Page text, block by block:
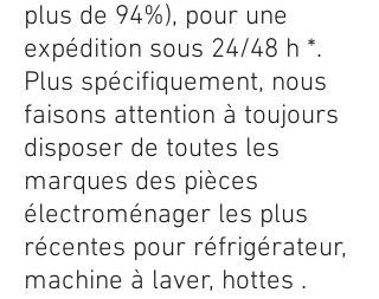
plus de 94%), pour une
expédition sous 24/48 h *.
Plus spécifiquement, nous
faisons attention à toujours
disposer de toutes les
marques des pièces
électroménager les plus
récentes pour réfrigérateur,
machine à laver, hottes .